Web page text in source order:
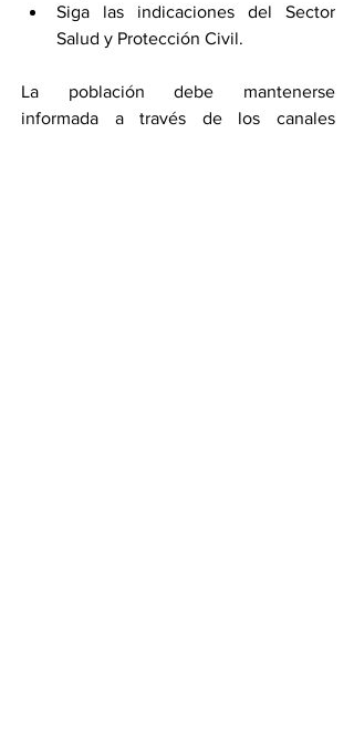
Siga las indicaciones del Sector
Salud y Protección Civil.
La población debe mantenerse
informada a través de los canales